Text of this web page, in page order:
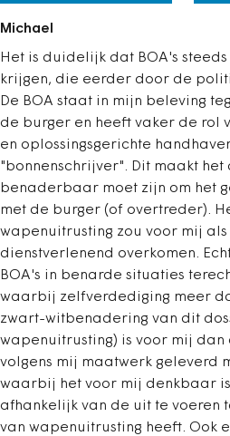
Michael
Het is duidelijk dat BOA's
krijgen, die eerder door de
De BOA staat in mijn beleving
de burger en heeft vaker de rol
en oplossingsgerichte
"bonnenschrijver". Dit maakt het
benaderbaar moet zijn om het
met de burger (of overtreder).
wapenuitrusting zou voor mij
dienstverlenend overkomen.
BOA's in benarde situaties
waarbij zelfverdediging meer
zwart-witbenadering van dit
wapenuitrusting) is voor mij dan
volgens mij maatwerk geleverd
waarbij het voor mij denkbaar
afhankelijk van de uit te voeren
van wapenuitrusting heeft. Ook